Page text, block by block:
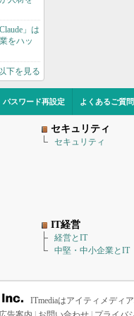
」は
をハッ
下を見る
パスワード再設定 よくあるご質問
セキュリティ
セキュリティ
IT経営
経営とIT
中堅・中小企業とIT
ITmediaはアイティメディ